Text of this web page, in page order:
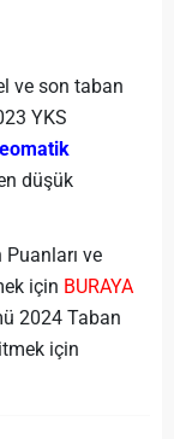
ve son taban
YKS
düşük
ve
için BURAYA
2024 Taban
için